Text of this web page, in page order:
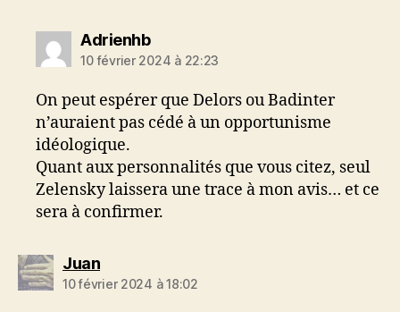
Adrienhbdit :
10 février 2024 à 22:23
On peut espérer que Delors ou Badinter
n’auraient pas cédé à un opportunisme
idéologique.
Quant aux personnalités que vous citez, seul
Zelensky laissera une trace à mon avis… et ce
sera à confirmer.
Juandit :
10 février 2024 à 18:02